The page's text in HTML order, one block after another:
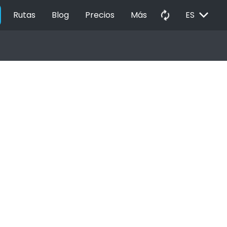
Rutas Blog Precios Más autorenew ES EXPAND_MORE